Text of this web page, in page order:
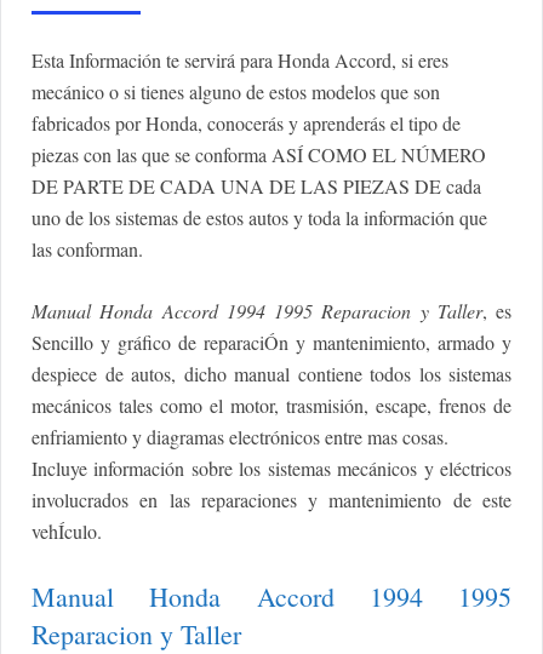
Esta Información te servirá para Honda Accord, si eres
mecánico o si tienes alguno de estos modelos que son
fabricados por Honda, conocerás y aprenderás el tipo de
piezas con las que se conforma ASÍ COMO EL NÚMERO
DE PARTE DE CADA UNA DE LAS PIEZAS DE cada
uno de los sistemas de estos autos y toda la información que
las conforman.
Manual Honda Accord 1994 1995 Reparacion y Taller, es
Sencillo y gráfico de reparaciÓn y mantenimiento, armado y
despiece de autos, dicho manual contiene todos los sistemas
mecánicos tales como el motor, trasmisión, escape, frenos de
enfriamiento y diagramas electrónicos entre mas cosas.
Incluye información sobre los sistemas mecánicos y eléctricos
involucrados en las reparaciones y mantenimiento de este
vehÍculo.
Manual Honda Accord 1994 1995
Reparacion y Taller